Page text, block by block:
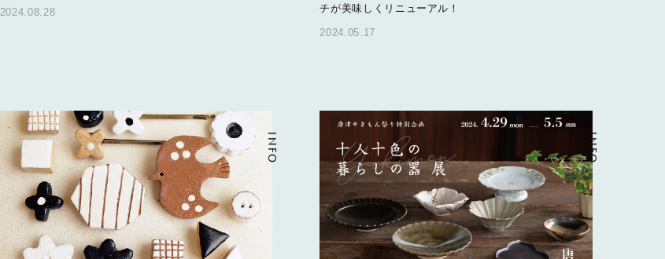
2024.08.28
チが美味しくリニューアル！
2024.05.17
INFO INFO